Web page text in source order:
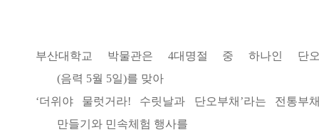
부산대학교 박물관은 4대명절 중 하나인 단
(음력 5월 5일)를 맞아
‘더위야 물럿거라! 수릿날과 단오부채 ’라는 전통부
만들기와 민속체험 행사를